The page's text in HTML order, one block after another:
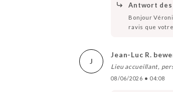
Antwort des
Bonjour
ravis que
J
Jean-Luc R.
Lieu accueillant,
08/06/2026 • 04:08